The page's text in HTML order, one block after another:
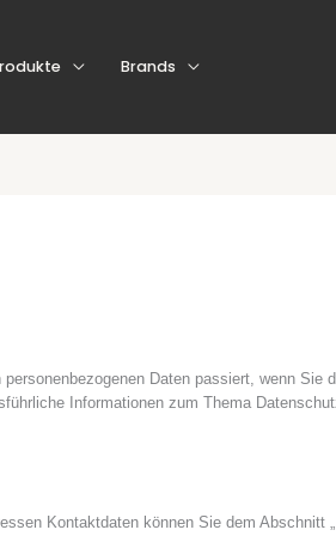
Brands
Daten passiert, wenn Sie
Informationen zum Thema
Kontaktdaten können Sie dem Abschnitt